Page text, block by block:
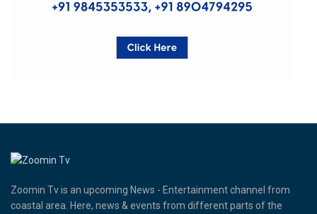
Zoomin Tv is an upcoming News - Entertainment channel from
coastal area. Here, news & events from different parts of the